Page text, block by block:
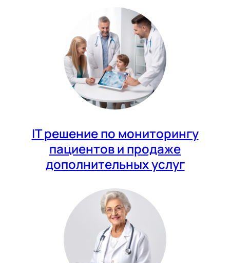
IT решение по мониторингу
пациентов и продаже
дополнительных услуг